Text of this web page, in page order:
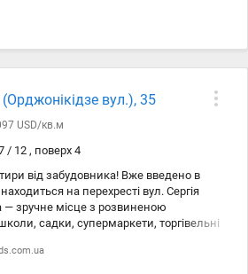
школи, садки. Готові
програмами та програмами
вул.), 35
USD/кв.м
/ 12 , поверх 4
від забудовника! Вже введено в
на перехресті вул. Сергія
— зручне місце з розвиненою
садки, супермаркети, торгівельні
з утепленням мінераловатними плитами,